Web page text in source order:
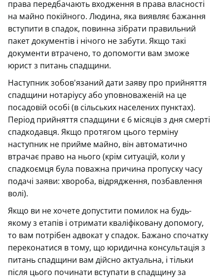
права передбачають входження в права власності
на майно покійного. Людина, яка виявляє бажання
вступити в спадок, повинна зібрати правильний
пакет документів і нічого не забути. Якщо такі
документи втрачено, то допомогти вам зможе
юрист з питань спадщини.
Наступник зобов'язаний дати заяву про прийняття
спадщини нотаріусу або уповноваженій на це
посадовій особі (в сільських населених пунктах).
Період прийняття спадщини є 6 місяців з дня смерті
спадкодавця. Якщо протягом цього терміну
наступник не прийме майно, він автоматично
втрачає право на нього (крім ситуацій, коли у
спадкоємця була поважна причина пропуску часу
подачі заяви: хвороба, відрядження, позбавлення
волі).
Якщо ви не хочете допустити помилок на будь-
якому з етапів і отримати кваліфіковану допомогу,
то вам потрібен адвокат у спадок. Бажано спочатку
переконатися в тому, що юридична консультація з
питань спадщини вам дійсно актуальна, і тільки
після цього починати вступати в спадщину за